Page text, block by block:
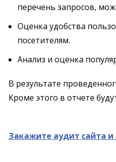
перечень запросов,
Оценка удобства
посетителям.
Анализ и оценка
В результате
Кроме этого в отчете
Закажите аудит сайта